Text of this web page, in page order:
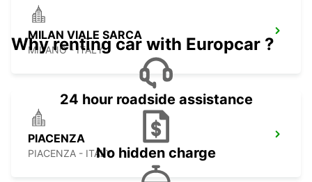
MILAN VIALE SARCA
MILANO - ITALY
PIACENZA
PIACENZA - ITALY
Why renting car with Europcar ?
24 hour roadside assistance
No hidden charge